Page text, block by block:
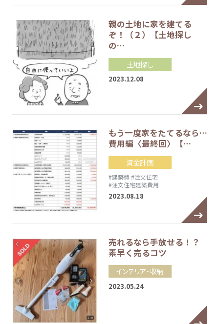
親の土地に家を建てる
ぞ！（２）【土地探し
の…
土地探し
2023.12.08
もう一度家をたてるなら…
費用編〈最終回〉【…
資金計画
#建築費 #注文住宅
#注文住宅建築費用
2023.08.18
売れるなら手放せる！？
素早く売るコツ
インテリア・収納
2023.05.24